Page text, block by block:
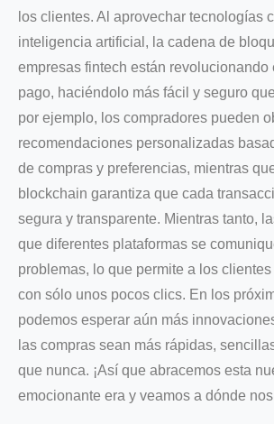
los clientes. Al aprovechar tecnologías
inteligencia artificial, la cadena de
empresas fintech están revolucionando
pago, haciéndolo más fácil y seguro
por ejemplo, los compradores pueden
recomendaciones personalizadas
de compras y preferencias, mientras
blockchain garantiza que cada
segura y transparente. Mientras tanto,
que diferentes plataformas se
problemas, lo que permite a los
con sólo unos pocos clics. En los
podemos esperar aún más
las compras sean más rápidas,
que nunca. ¡Así que abracemos esta
emocionante era y veamos a dónde